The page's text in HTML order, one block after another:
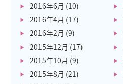
2016年6月 (10)
2016年4月 (17)
2016年2月 (9)
2015年12月 (17)
2015年10月 (9)
2015年8月 (21)